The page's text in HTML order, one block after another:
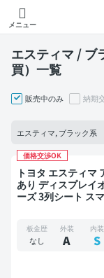
メニュー
エスティマ / ブ
買）一覧
販売中のみ 納期
エスティマ, ブラック系
価格交渉OK
トヨタ エスティマ アエラ
あり ディスプレイ
ーズ 3列シート ス
板金歴
なし
外装
A
内装
S